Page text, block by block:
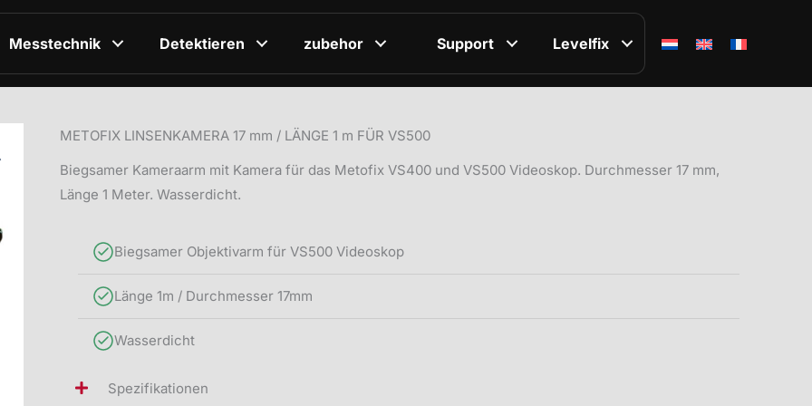
Messtechnik Detektieren zubehor Support Levelfix
METOFIX LINSENKAMERA 17 mm / LÄNGE 1 m FÜR VS500
Biegsamer Kameraarm mit Kamera für das Metofix VS400 und VS500 Videoskop. Durchmesser 17 mm,
Länge 1 Meter. Wasserdicht.
Biegsamer Objektivarm für VS500 Videoskop
Länge 1m / Durchmesser 17mm
Wasserdicht
Spezifikationen